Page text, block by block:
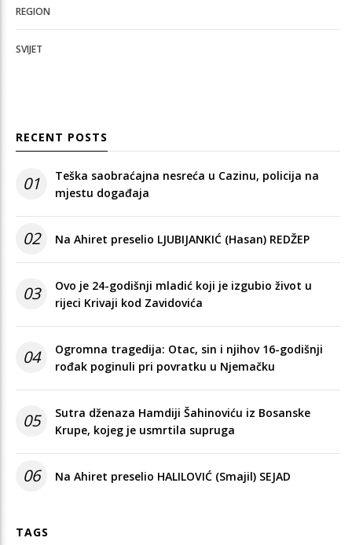
REGION
SVIJET
RECENT POSTS
01
Teška saobraćajna nesreća u Cazinu, policija na
mjestu događaja
02 Na Ahiret preselio LJUBIJANKIĆ (Hasan) REDŽEP
03
Ovo je 24-godišnji mladić koji je izgubio život u
rijeci Krivaji kod Zavidovića
04
Ogromna tragedija: Otac, sin i njihov 16-godišnji
rođak poginuli pri povratku u Njemačku
05
Sutra dženaza Hamdiji Šahinoviću iz Bosanske
Krupe, kojeg je usmrtila supruga
06 Na Ahiret preselio HALILOVIĆ (Smajil) SEJAD
TAGS